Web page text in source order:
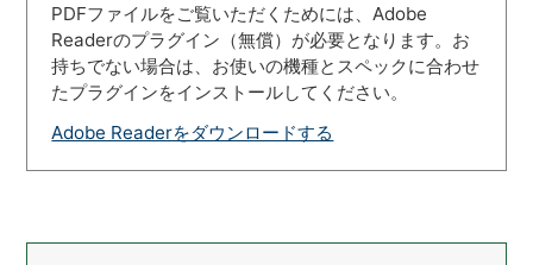
PDFファイルをご覧いただくためには、Adobe
Readerのプラグイン（無償）が必要となります。お
持ちでない場合は、お使いの機種とスペックに合わせ
たプラグインをインストールしてください。
Adobe Readerをダウンロードする